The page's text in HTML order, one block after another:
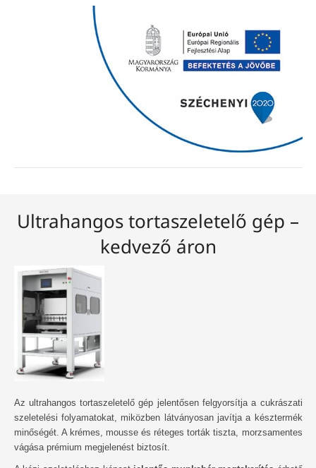
Ultrahangos tortaszeletelő gép –
kedvező áron
Az ultrahangos tortaszeletelő gép jelentősen felgyorsítja a cukrászati
szeletelési folyamatokat, miközben látványosan javítja a késztermék
minőségét. A krémes, mousse és réteges torták tiszta, morzsamentes
vágása prémium megjelenést biztosít.